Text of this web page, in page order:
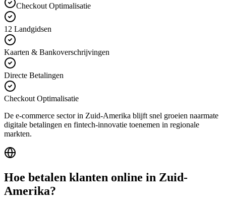
Checkout Optimalisatie
12 Landgidsen
Kaarten & Bankoverschrijvingen
Directe Betalingen
Checkout Optimalisatie
De e-commerce sector in Zuid-Amerika blijft snel groeien naarmate
digitale betalingen en fintech-innovatie toenemen in regionale
markten.
Hoe betalen klanten online in Zuid-
Amerika?